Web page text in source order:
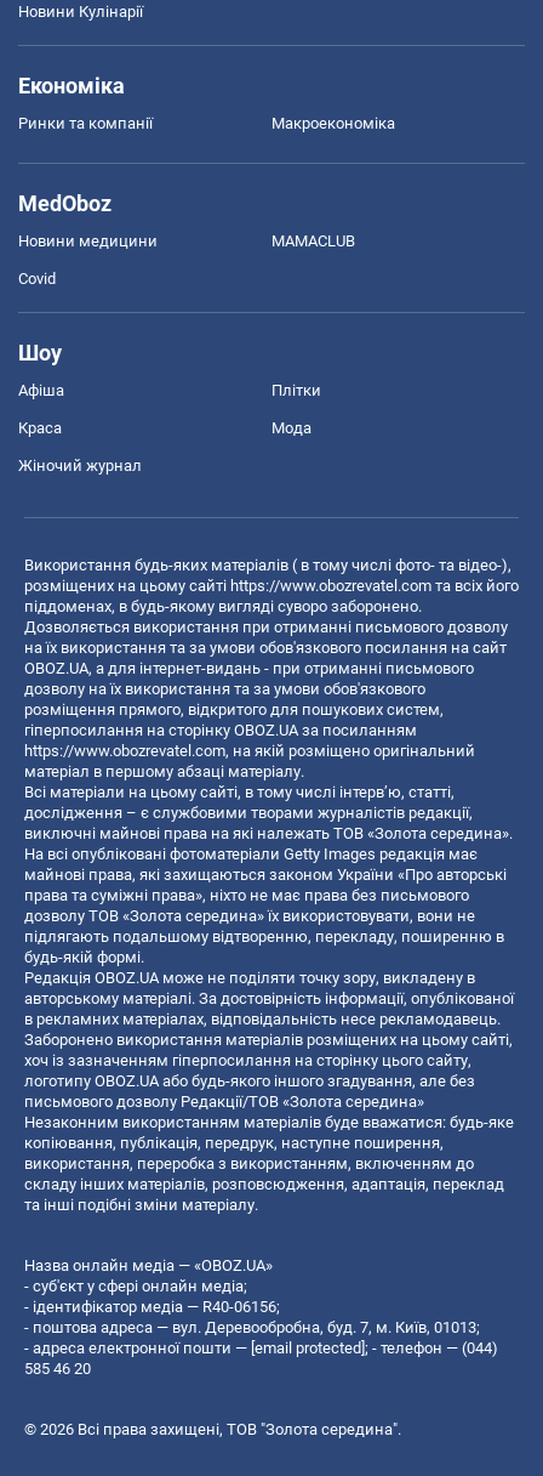
Новини Кулінарії
Економіка
Ринки та компанії Макроекономіка
MedOboz
Новини медицини MAMACLUB
Covid
Шоу
Афіша Плітки
Краса Мода
Жіночий журнал
Використання будь-яких матеріалів ( в тому числі фото- та відео-),
розміщених на цьому сайті https://www.obozrevatel.com та всіх його
піддоменах, в будь-якому вигляді суворо заборонено.
Дозволяється використання при отриманні письмового дозволу
на їх використання та за умови обов'язкового посилання на сайт
OBOZ.UA, а для інтернет-видань - при отриманні письмового
дозволу на їх використання та за умови обов'язкового
розміщення прямого, відкритого для пошукових систем,
гіперпосилання на сторінку OBOZ.UA за посиланням
https://www.obozrevatel.com, на якій розміщено оригінальний
матеріал в першому абзаці матеріалу.
Всі матеріали на цьому сайті, в тому числі інтерв’ю, статті,
дослідження – є службовими творами журналістів редакції,
виключні майнові права на які належать ТОВ «Золота середина».
На всі опубліковані фотоматеріали Getty Images редакція має
майнові права, які захищаються законом України «Про авторські
права та суміжні права», ніхто не має права без письмового
дозволу ТОВ «Золота середина» їх використовувати, вони не
підлягають подальшому відтворенню, перекладу, поширенню в
будь-якій формі.
Редакція OBOZ.UA може не поділяти точку зору, викладену в
авторському матеріалі. За достовірність інформації, опублікованої
в рекламних матеріалах, відповідальність несе рекламодавець.
Заборонено використання матеріалів розміщених на цьому сайті,
хоч із зазначенням гіперпосилання на сторінку цього сайту,
логотипу OBOZ.UA або будь-якого іншого згадування, але без
письмового дозволу Редакції/ТОВ «Золота середина»
Незаконним використанням матеріалів буде вважатися: будь-яке
копiювання, публiкацiя, передрук, наступне поширення,
використання, переробка з використанням, включенням до
складу інших матеріалів, розповсюдження, адаптація, переклад
та інші подібні зміни матеріалу.
Назва онлайн медіа — «OBOZ.UA»
- суб'єкт у сфері онлайн медіа;
- ідентифікатор медіа — R40-06156;
- поштова адреса — вул. Деревообробна, буд. 7, м. Київ, 01013;
- адреса електронної пошти — [email protected]; - телефон — (044)
585 46 20
© 2026 Всі права захищені, ТОВ "Золота середина".